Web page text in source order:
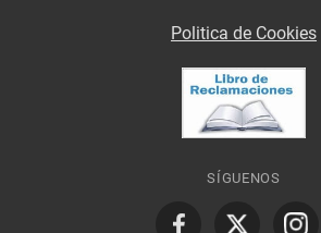
Politica de Cookies
SÍGUENOS